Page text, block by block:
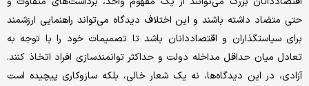
حتی متضاد داشته باشند و این اختلاف دیدگاه می‌تواند راهنمایی ارزشمند
برای سیاستگذاران و اقتصاددانان باشد تا تصمیمات خود را با توجه به
تعادل میان حداقل مداخله دولت و حداکثر توانمندسازی افراد اتخاذ کنند.
آزادی، در این دیدگاه‌ها، نه یک شعار خالی، بلکه سازوکاری پیچیده است